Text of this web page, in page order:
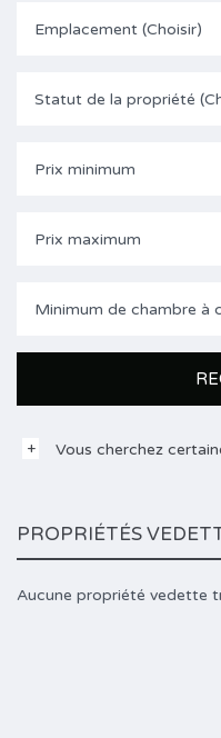
Emplacement (Choisir)
Statut de la propriété
Prix minimum
Prix maximum
Minimum de chambre à
Vous cherchez
PROPRIÉTÉS
Aucune propriété vedette